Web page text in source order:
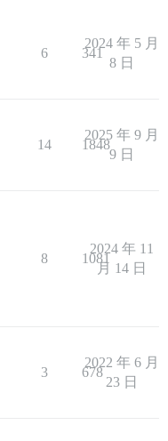
6 341
2024 年 5 月
8 日
14 1848
2025 年 9 月
9 日
8 1081
2024 年 11
月 14 日
3 678
2022 年 6 月
23 日